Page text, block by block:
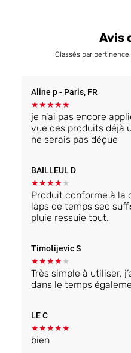
Avis
Classés par
Aline p- Paris, FR
★★★★★
je n'ai pas encore
vue des produits déjà
ne serais pas déçue
BAILLEUL D
★★★★★
Produit conforme à la
laps de temps sec
pluie ressuie tout.
Timotijevic S
★★★★★
Très simple à utiliser,
dans le temps
LE C
★★★★★
bien